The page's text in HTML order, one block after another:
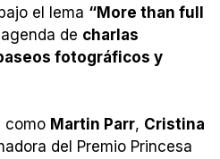
el lema “More than full
de charlas
fotográficos y
como Martin Parr, Cristina
del Premio Princesa